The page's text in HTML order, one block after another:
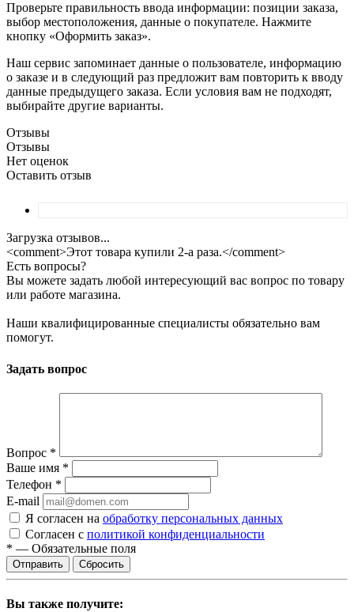
Проверьте правильность ввода информации: позиции заказа,
выбор местоположения, данные о покупателе. Нажмите
кнопку «Оформить заказ».
Наш сервис запоминает данные о пользователе, информацию
о заказе и в следующий раз предложит вам повторить к вводу
данные предыдущего заказа. Если условия вам не подходят,
выбирайте другие варианты.
Отзывы
Отзывы
Нет оценок
Оставить отзыв
Загрузка отзывов...
<comment>Этот товара купили 2-а раза.</comment>
Есть вопросы?
Вы можете задать любой интересующий вас вопрос по товару
или работе магазина.
Наши квалифицированные специалисты обязательно вам
помогут.
Задать вопрос
Вопрос *
Ваше имя *
Телефон *
E-mail
Я согласен на обработку персональных данных
Согласен с политикой конфиденциальности
* — Обязательные поля
Сбросить
Вы также получите: